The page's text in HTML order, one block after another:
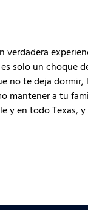
verdadera
solo un choque
no te deja
mantener a tu
y en todo Texas,